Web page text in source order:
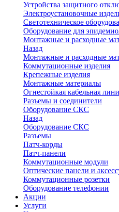
Устройства защитного
Электроустановочные
Светотехническое
Оборудование для
Монтажные и расходные
Назад
Монтажные и расходные
Коммутационные изделия
Крепежные изделия
Монтажные материалы
Огнестойкая кабельная
Разъемы и соединители
Оборудование СКС
Назад
Оборудование СКС
Разъемы
Патч-корды
Патч-панели
Коммутационные модули
Оптические панели и
Коммутационные розетки
Оборудование телефонии
Акции
Услуги